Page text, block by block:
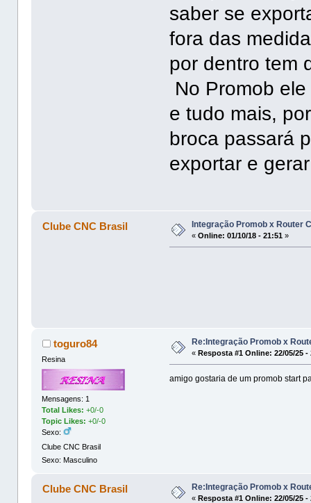
saber se
fora das
por dentro tem
No Promob
e tudo mais,
broca passará
exportar e
Clube CNC Brasil Integração Promob x Router
«Online: 01/10/18 - 21:51 »
toguro84
Resina
Mensagens: 1
Total Likes:+0/-0
Topic Likes: +0/-0
Sexo:
Clube CNC Brasil
Sexo: Masculino
Re:Integração Promob x
« Resposta #1 Online: 22/05/25 -
amigo gostaria de um promob start
Clube CNC Brasil Re:Integração Promob x
«Resposta #1 Online: 22/05/25 -